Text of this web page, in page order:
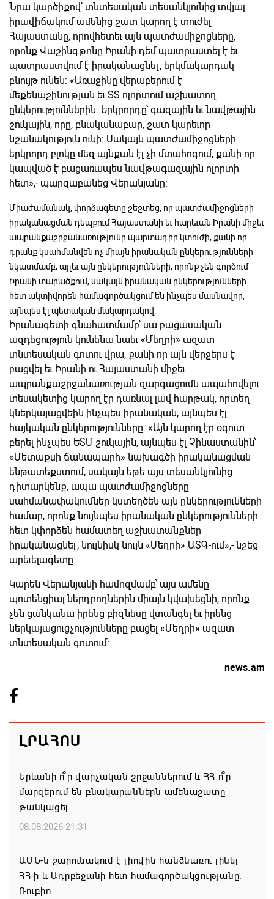
Նրա կարծիքով՝ տնտեսական տեսանկյունից տվյալ
իրավիճակում ամենից շատ կարող է տուժել
Հայաստանը, որովհետեւ այն պատժամիջոցները,
որոնք Վաշինգթոնը Իրանի դեմ պատրաստել է եւ
պատրաստվում է իրականացնել, երկմակարդակ
բնույթ ունեն: «Առաջինը վերաբերում է
մեքենաշինության եւ ՏՏ ոլորտում աշխատող
ընկերություններին: Երկրորդը՝ գազային եւ նավթային
շուկային, որը, բնականաբար, շատ կարեւոր
նշանակություն ունի: Սակայն պատժամիջոցների
երկրորդ բլոկը մեզ այնքան էլ չի մտահոգում, քանի որ
կապված է բացառապես նավթագազային ոլորտի
հետ»,- պարզաբանեց Վերանյանը:
Միաժամանակ, փորձագետը շեշտեց, որ պատժամիջոցների
իրականացման դեպքում Հայաստանի եւ հարեւան Իրանի միջեւ
ապրանքաշրջանառությունը պարտադիր կտուժի, քանի որ
դրանք կսահմանվեն ոչ միայն իրանական ընկերությունների
նկատմամբ, այլեւ այն ընկերությունների, որոնք չեն գործում
Իրանի տարածքում, սակայն իրանական ընկերությունների
հետ ակտիվորեն համագործակցում են ինչպես մասնավոր,
այնպես էլ պետական մակարդակով:
Իրանագետի գնահատմամբ՝ սա բացասական
ազդեցություն կունենա նաեւ «Մեղրի» ազատ
տնտեսական գոտու վրա, քանի որ այն վերջերս է
բացվել եւ Իրանի ու Հայաստանի միջեւ
ապրանքաշրջանառության զարգացումն ապահովելու
տեսակետից կարող էր դառնալ լավ հարթակ, որտեղ
կներկայացվեին ինչպես իրանական, այնպես էլ
հայկական ընկերությունները: «Այն կարող էր օգուտ
բերել ինչպես ԵՏՄ շուկային, այնպես էլ Չինաստանին՝
«Մետաքսի ճանապարհ» նախագծի իրականացման
ենթատեքստում, սակայն եթե այս տեսանկյունից
դիտարկենք, ապա պատժամիջոցները
սահմանափակումներ կստեղծեն այն ընկերությունների
համար, որոնք նույնպես իրանական ընկերությունների
հետ կփորձեն համատեղ աշխատանքներ
իրականացնել, նույնիսկ նույն «Մեղրի» ԱՏԳ-ում»,- նշեց
արեւելագետը:
Կարեն Վերանյանի համոզմամբ՝ այս ամենը
պոտենցիալ ներդրողներին միայն կվախեցնի, որոնք
չեն ցանկանա իրենց բիզնեսը վտանգել եւ իրենց
ներկայացուցչությունները բացել «Մեղրի» ազատ
տնտեսական գոտում:
news.am
ԼՐԱՀՈՍ
Երևանի ո՞ր վարչական շրջաններում և ՀՀ ո՞ր
մարզերում են բնակարաններն ամենաշատը
թանկացել
08.08.2026 21:31
ԱՄՆ-ն շարունակում է լիովին հանձնառու լինել
ՀՀ-ի և Ադրբեջանի հետ համագործակցությանը.
Ռուբիո